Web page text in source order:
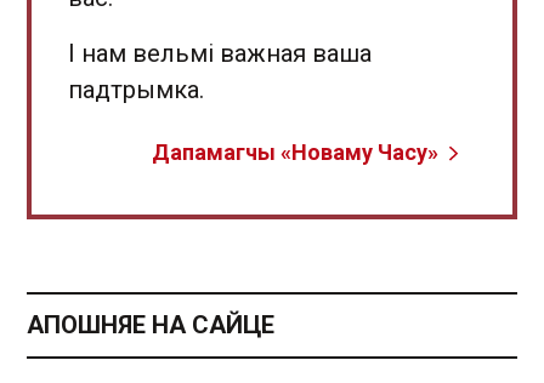
І нам вельмі важная ваша
падтрымка.
Дапамагчы «Новаму Часу»
АПОШНЯЕ НА САЙЦЕ